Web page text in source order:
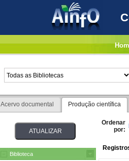
Acervo documental Produção científica
Biblioteca
Ordenar
por: